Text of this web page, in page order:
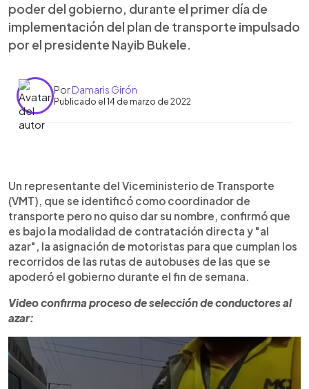
poder del gobierno, durante el primer día de
implementación del plan de transporte impulsado
por el presidente Nayib Bukele.
PorDamaris Girón
Publicado el 14 de marzo de 2022
Escuchar artículo
Un representante del Viceministerio de Transporte
(VMT), que se identificó como coordinador de
transporte pero no quiso dar su nombre, confirmó que
es bajo la modalidad de contratación directa y "al
azar", la asignación de motoristas para que cumplan los
recorridos de las rutas de autobuses de las que se
apoderó el gobierno durante el fin de semana.
Video confirma proceso de selección de conductores al
azar: